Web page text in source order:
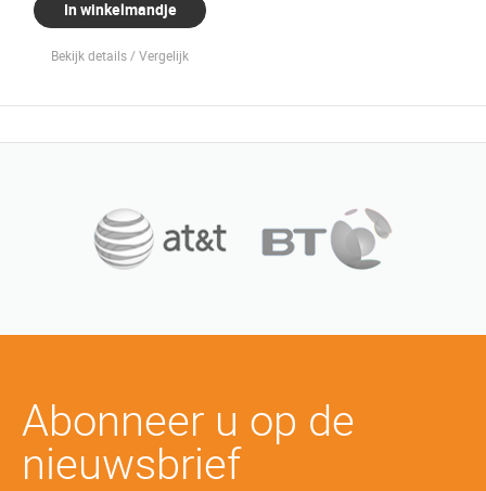
In winkelmandje
Bekijk details Vergelijk
Abonneer u op de
nieuwsbrief